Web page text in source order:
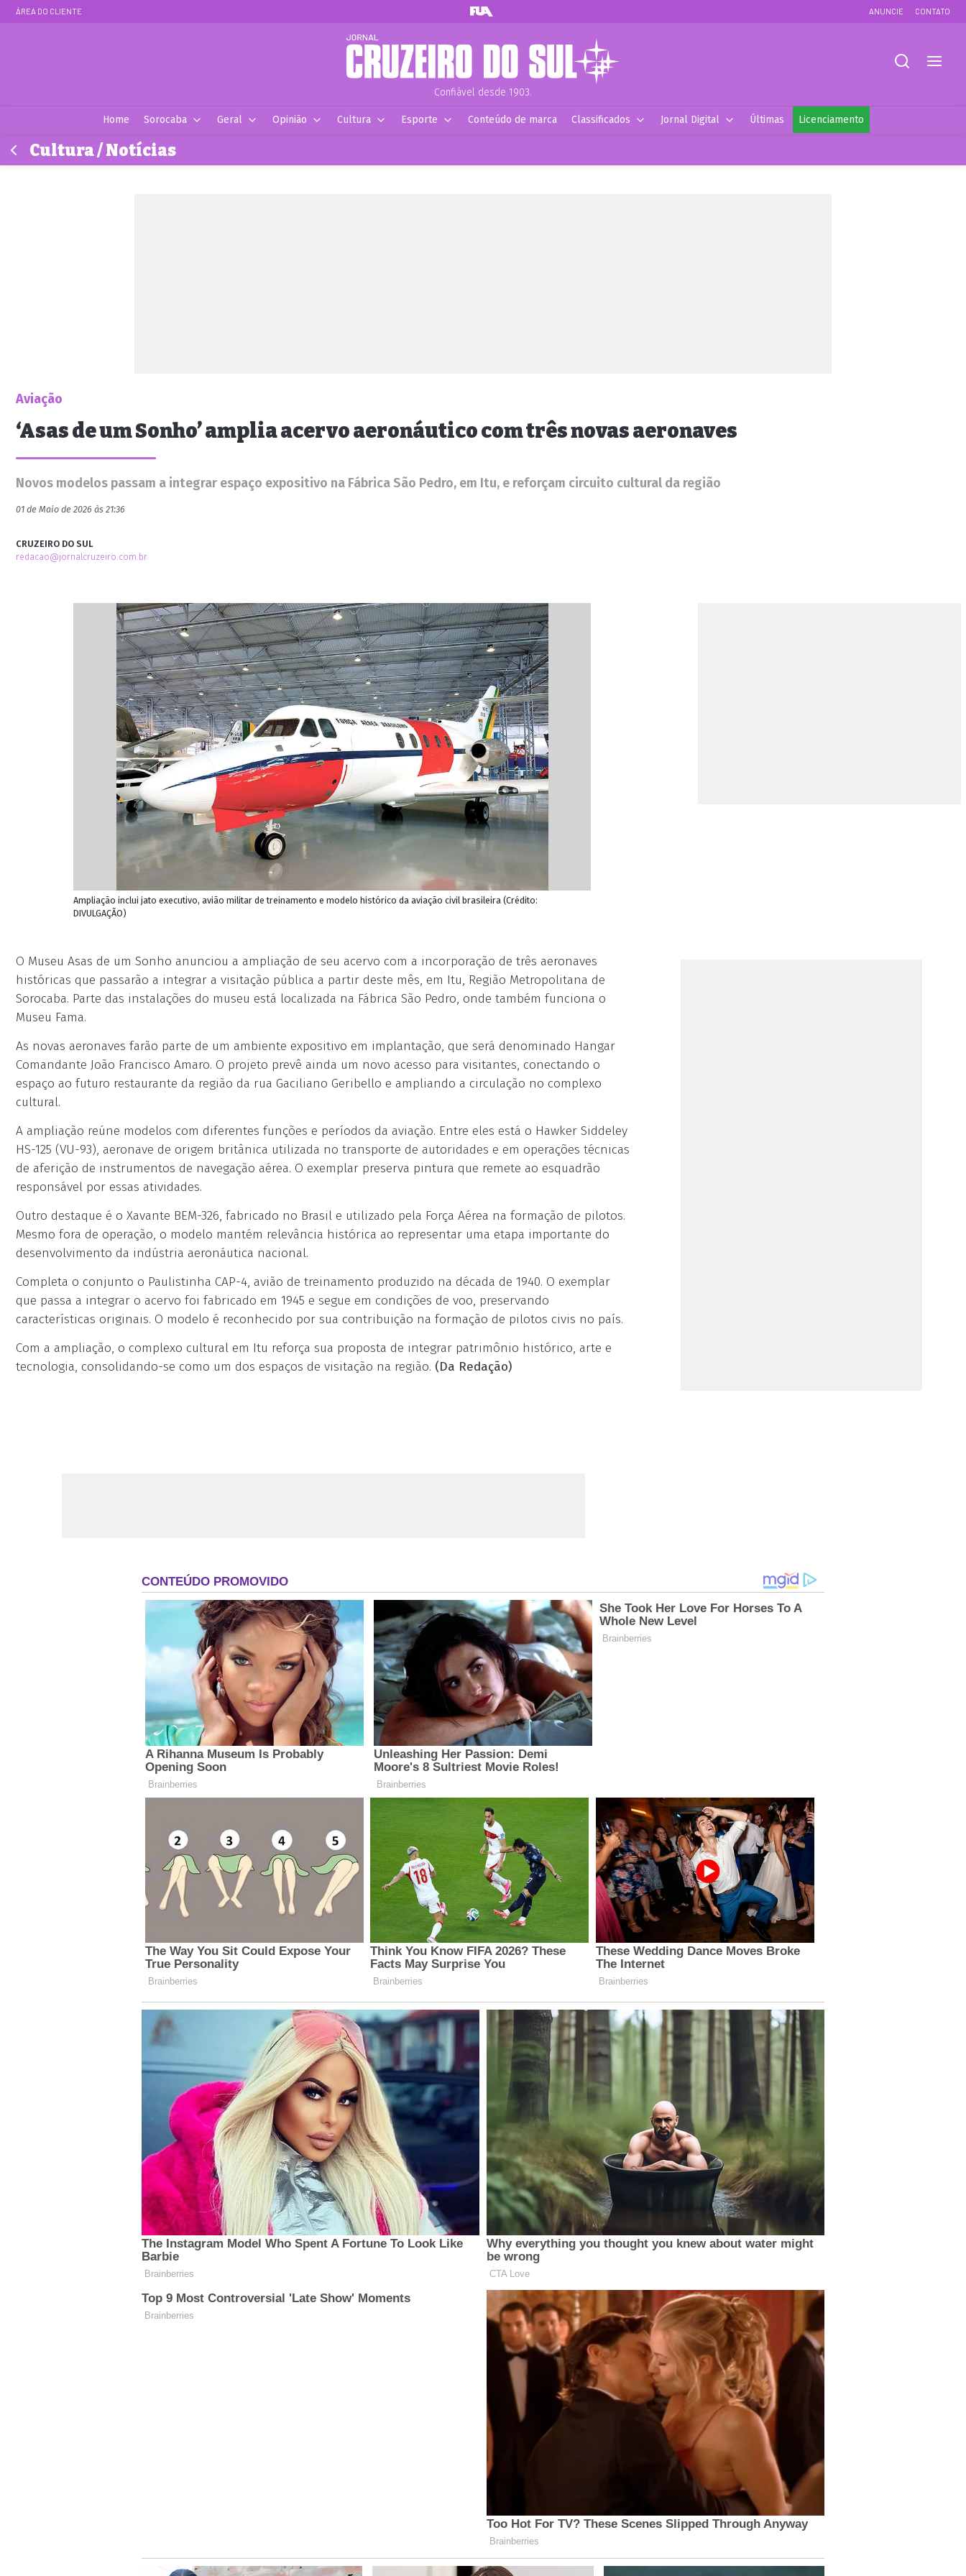
ÁREA DO CLIENTE ANUNCIE CONTATO
Confiável desde 1903.
Home Sorocaba Geral Opinião Cultura Esporte Conteúdo de marca Classificados Jornal Digital Últimas Licenciamento
Cultura / Notícias
Aviação
‘Asas de um Sonho’ amplia acervo aeronáutico com três novas aeronaves
Novos modelos passam a integrar espaço expositivo na Fábrica São Pedro, em Itu, e reforçam circuito cultural da região
01 de Maio de 2026 às 21:36
CRUZEIRO DO SUL
redacao@jornalcruzeiro.com.br
Ampliação inclui jato executivo, avião militar de treinamento e modelo histórico da aviação civil brasileira (Crédito:
DIVULGAÇÃO)
O Museu Asas de um Sonho anunciou a ampliação de seu acervo com a incorporação de três aeronaves
históricas que passarão a integrar a visitação pública a partir deste mês, em Itu, Região Metropolitana de
Sorocaba. Parte das instalações do museu está localizada na Fábrica São Pedro, onde também funciona o
Museu Fama.
As novas aeronaves farão parte de um ambiente expositivo em implantação, que será denominado Hangar
Comandante João Francisco Amaro. O projeto prevê ainda um novo acesso para visitantes, conectando o
espaço ao futuro restaurante da região da rua Gaciliano Geribello e ampliando a circulação no complexo
cultural.
A ampliação reúne modelos com diferentes funções e períodos da aviação. Entre eles está o Hawker Siddeley
HS-125 (VU-93), aeronave de origem britânica utilizada no transporte de autoridades e em operações técnicas
de aferição de instrumentos de navegação aérea. O exemplar preserva pintura que remete ao esquadrão
responsável por essas atividades.
Outro destaque é o Xavante BEM-326, fabricado no Brasil e utilizado pela Força Aérea na formação de pilotos.
Mesmo fora de operação, o modelo mantém relevância histórica ao representar uma etapa importante do
desenvolvimento da indústria aeronáutica nacional.
Completa o conjunto o Paulistinha CAP-4, avião de treinamento produzido na década de 1940. O exemplar
que passa a integrar o acervo foi fabricado em 1945 e segue em condições de voo, preservando
características originais. O modelo é reconhecido por sua contribuição na formação de pilotos civis no país.
Com a ampliação, o complexo cultural em Itu reforça sua proposta de integrar patrimônio histórico, arte e
tecnologia, consolidando-se como um dos espaços de visitação na região. (Da Redação)